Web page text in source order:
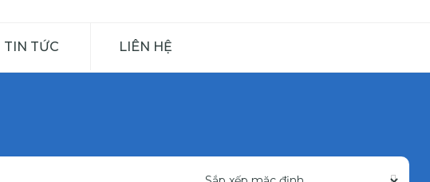
TIN TỨC LIÊN HỆ